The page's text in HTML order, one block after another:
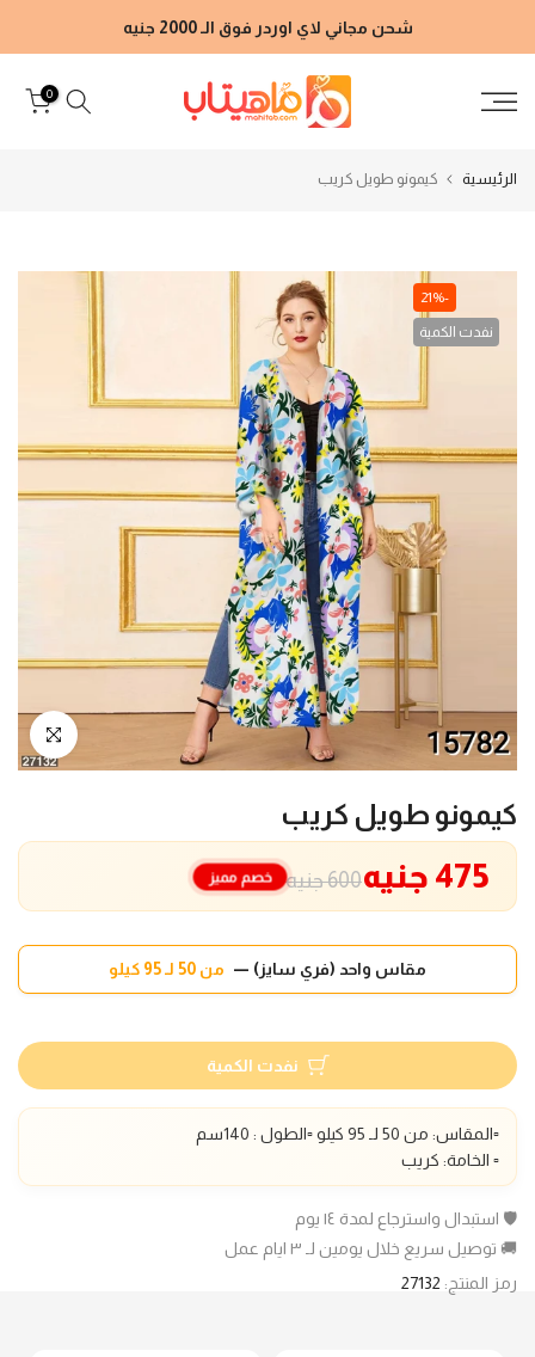
إلى
شحن مجاني لاي اوردر فوق الـ 2000 جنيه
0
الرئيسية كيمونو طويل كريب
-21%
نفدت الكمية
انقر للتكبير
كيمونو طويل كريب
600 جنيه 475 جنيه خصم مميز
مقاس واحد (فري سايز) — من 50 لـ 95 كيلو
نفدت الكمية
▫️المقاس: من 50 لـ 95 كيلو ▫️الطول : 140سم
▫️ الخامة: كريب
🛡️ استبدال واسترجاع لمدة ١٤ يوم
🚚 توصيل سريع خلال يومين لـ ٣ ايام عمل
رمز المنتج: 27132